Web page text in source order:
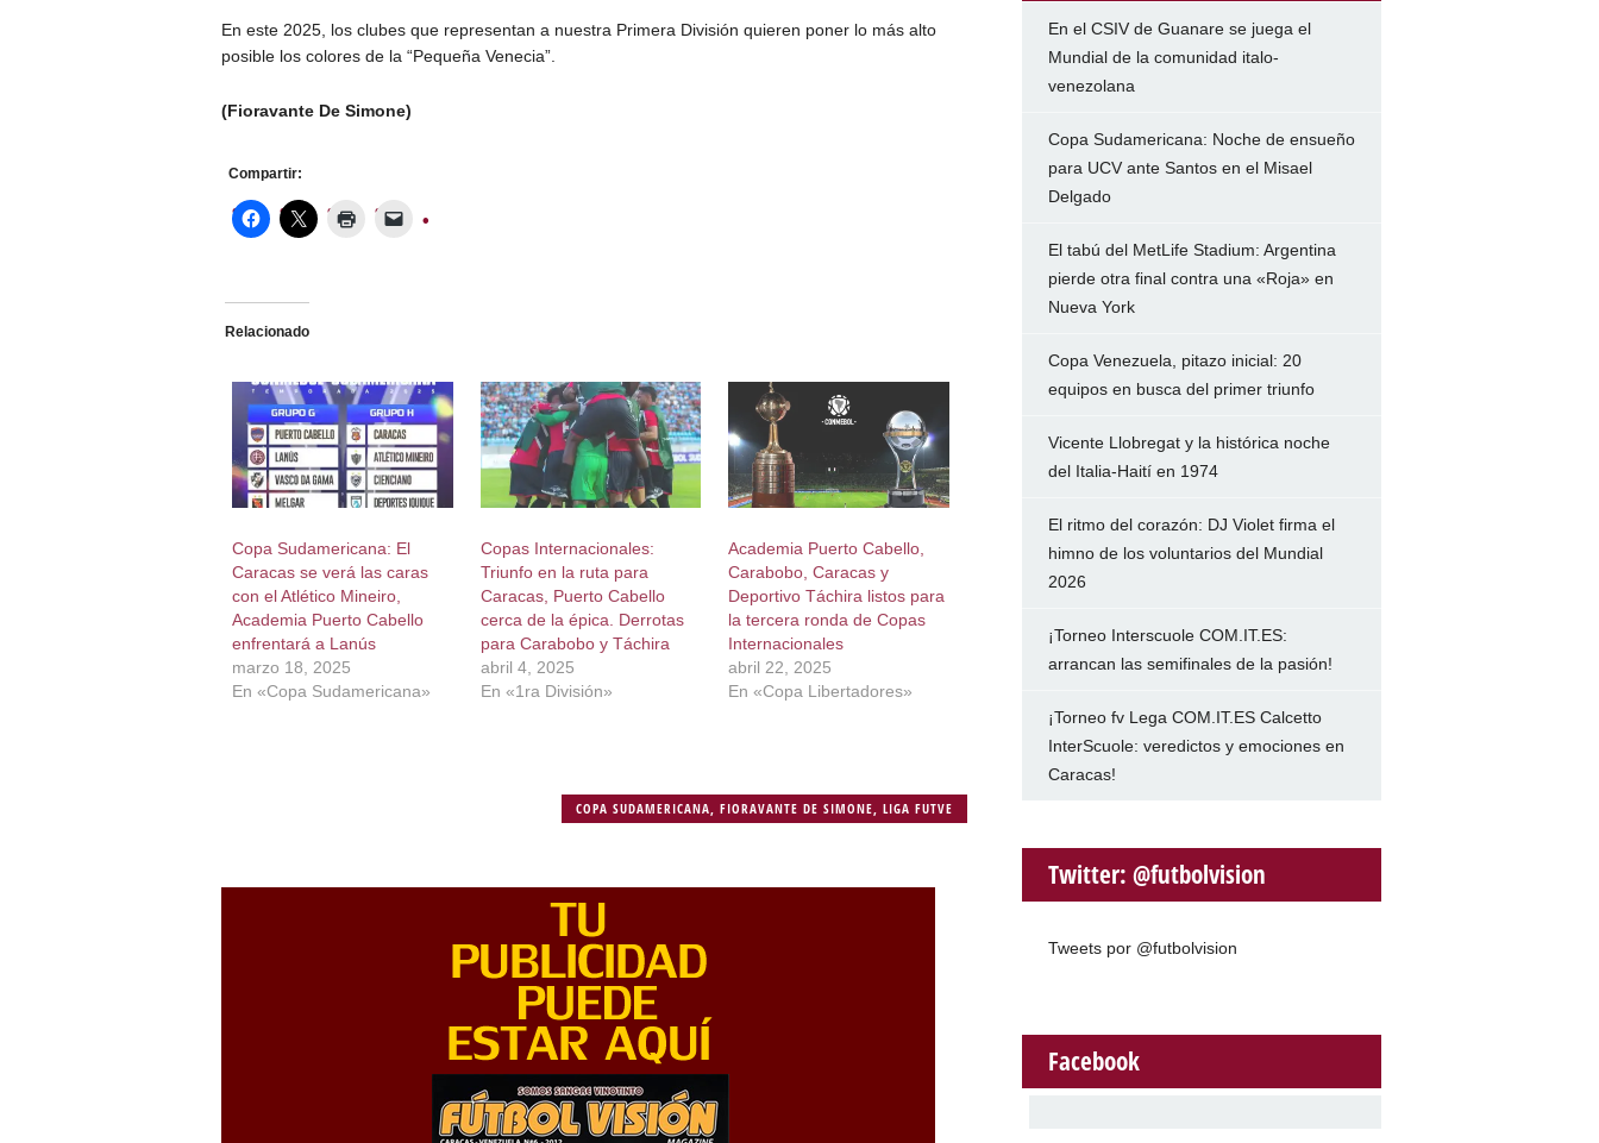
En este 2025, los clubes que representan a nuestra Primera División quieren poner lo más alto
posible los colores de la “Pequeña Venecia”.
(Fioravante De Simone)
Compartir:
Relacionado
Copa Sudamericana: El
Caracas se verá las caras
con el Atlético Mineiro,
Academia Puerto Cabello
enfrentará a Lanús
marzo 18, 2025
En «Copa Sudamericana»
Copas Internacionales:
Triunfo en la ruta para
Caracas, Puerto Cabello
cerca de la épica. Derrotas
para Carabobo y Táchira
abril 4, 2025
En «1ra División»
Academia Puerto Cabello,
Carabobo, Caracas y
Deportivo Táchira listos para
la tercera ronda de Copas
Internacionales
abril 22, 2025
En «Copa Libertadores»
COPA SUDAMERICANA ,FIORAVANTE DE SIMONE ,LIGA FUTVE
En el CSIV de Guanare se juega el
Mundial de la comunidad italo-
venezolana
Copa Sudamericana: Noche de ensueño
para UCV ante Santos en el Misael
Delgado
El tabú del MetLife Stadium: Argentina
pierde otra final contra una «Roja» en
Nueva York
Copa Venezuela, pitazo inicial: 20
equipos en busca del primer triunfo
Vicente Llobregat y la histórica noche
del Italia-Haití en 1974
El ritmo del corazón: DJ Violet firma el
himno de los voluntarios del Mundial
2026
¡Torneo Interscuole COM.IT.ES:
arrancan las semifinales de la pasión!
¡Torneo fv Lega COM.IT.ES Calcetto
InterScuole: veredictos y emociones en
Caracas!
Twitter: @futbolvision
Tweets por @futbolvision
Facebook